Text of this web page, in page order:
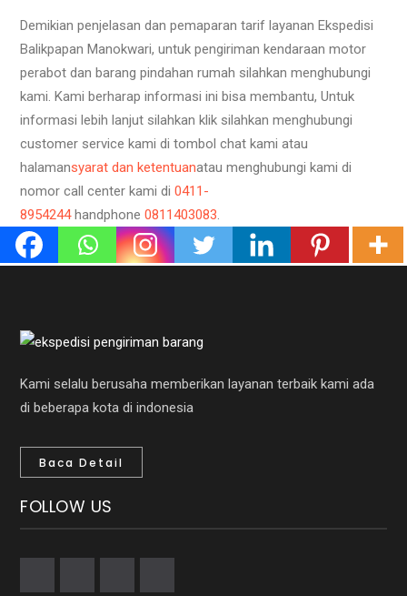
Demikian penjelasan dan pemaparan tarif layanan Ekspedisi
Balikpapan Manokwari, untuk pengiriman kendaraan motor
perabot dan barang pindahan rumah silahkan menghubungi
kami. Kami berharap informasi ini bisa membantu, Untuk
informasi lebih lanjut silahkan klik silahkan menghubungi
customer service kami di tombol chat kami atau
halamansyarat dan ketentuanatau menghubungi kami di
nomor call center kami di 0411-
8954244 handphone 0811403083.
Kami selalu berusaha memberikan layanan terbaik kami ada
di beberapa kota di indonesia
Baca Detail
FOLLOW US